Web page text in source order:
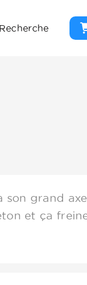
Recherche
grand
et ça